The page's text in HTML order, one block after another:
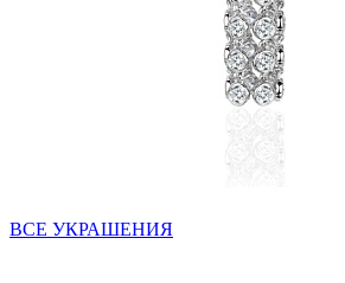
ВСЕ УКРАШЕНИЯ